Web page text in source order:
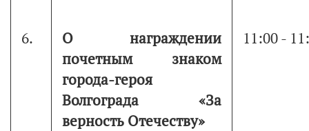
6.
О награждении
почетным знаком
города-героя
Волгограда «За
верность Отечеству»
11:00 -